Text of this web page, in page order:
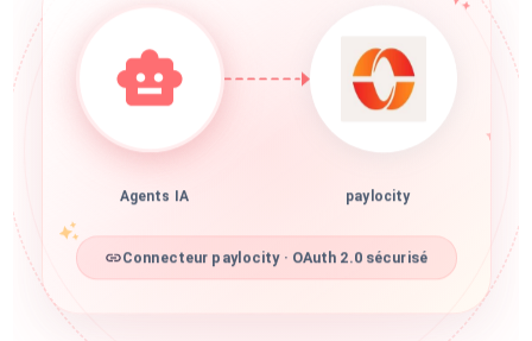
Agents IA paylocity
Connecteur paylocity · OAuth 2.0 sécurisé